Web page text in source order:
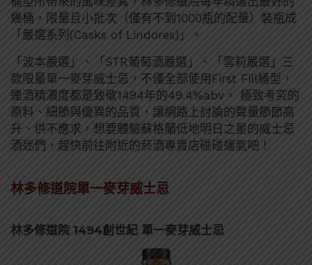
幾桶，限量且小批次（僅有不到1000瓶的配量）裝瓶成
「嚴選系列(Casks of Lindores)」。
「波本嚴選」、「STR葡萄酒嚴選」、「雪莉嚴選」三
款限量單一麥芽威士忌，不僅全部使用First Fill桶型，
連酒精濃度都是致敬1494年的49.4%abv。 極致考究的
原料、細節與優異的品質，讓網路上討論的聲量節節高
升、供不應求，想要體驗蘇格蘭低地明日之星的威士忌
酒迷們，趕快前往附近的菸酒專賣店碰碰運氣吧！
林多修道院單一麥芽威士忌
林多修道院 1494創世紀 單一麥芽威士忌